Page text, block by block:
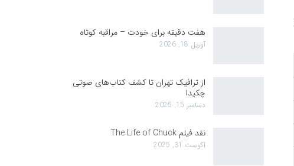
هفت دقیقه برای خودت – مراقبه کوتاه
آوریل 18, 2026
از ترافیک تهران تا کشف کتاب‌های صوتی
چکیدا
دسامبر 15, 2025
نقد فیلم The Life of Chuck
آگوست 31, 2025